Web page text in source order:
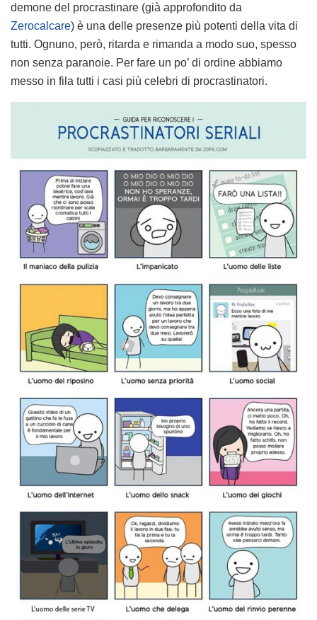
demone del procrastinare (già approfondito da
Zerocalcare) è una delle presenze più potenti della vita di
tutti. Ognuno, però, ritarda e rimanda a modo suo, spesso
non senza paranoie. Per fare un po’ di ordine abbiamo
messo in fila tutti i casi più celebri di procrastinatori.